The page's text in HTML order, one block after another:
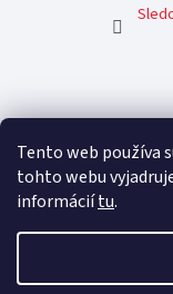
Tento web používa
tohto webu
informáciítu.
Facebook